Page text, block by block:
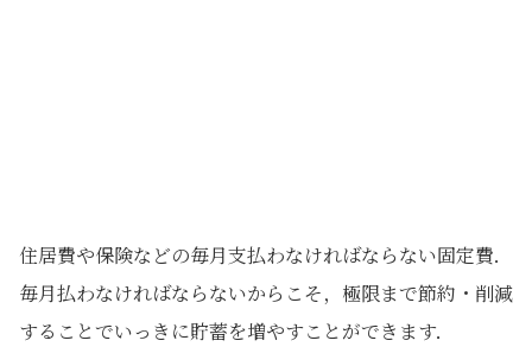
住居費や保険などの毎月支払わなければならない固定費．
毎月払わなければならないからこそ，極限まで節約・削減
することでいっきに貯蓄を増やすことができます．